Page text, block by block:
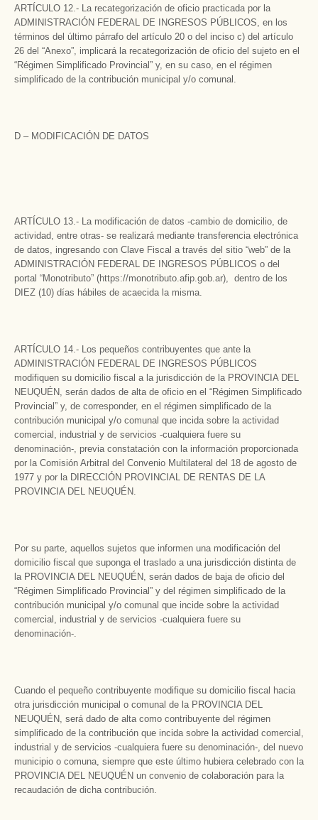
ARTÍCULO 12.- La recategorización de oficio practicada por la
ADMINISTRACIÓN FEDERAL DE INGRESOS PÚBLICOS, en los
términos del último párrafo del artículo 20 o del inciso c) del artículo
26 del “Anexo”, implicará la recategorización de oficio del sujeto en el
“Régimen Simplificado Provincial” y, en su caso, en el régimen
simplificado de la contribución municipal y/o comunal.
D – MODIFICACIÓN DE DATOS
ARTÍCULO 13.- La modificación de datos -cambio de domicilio, de
actividad, entre otras- se realizará mediante transferencia electrónica
de datos, ingresando con Clave Fiscal a través del sitio “web” de la
ADMINISTRACIÓN FEDERAL DE INGRESOS PÚBLICOS o del
portal “Monotributo” (https://monotributo.afip.gob.ar), dentro de los
DIEZ (10) días hábiles de acaecida la misma.
ARTÍCULO 14.- Los pequeños contribuyentes que ante la
ADMINISTRACIÓN FEDERAL DE INGRESOS PÚBLICOS
modifiquen su domicilio fiscal a la jurisdicción de la PROVINCIA DEL
NEUQUÉN, serán dados de alta de oficio en el “Régimen Simplificado
Provincial” y, de corresponder, en el régimen simplificado de la
contribución municipal y/o comunal que incida sobre la actividad
comercial, industrial y de servicios -cualquiera fuere su
denominación-, previa constatación con la información proporcionada
por la Comisión Arbitral del Convenio Multilateral del 18 de agosto de
1977 y por la DIRECCIÓN PROVINCIAL DE RENTAS DE LA
PROVINCIA DEL NEUQUÉN.
Por su parte, aquellos sujetos que informen una modificación del
domicilio fiscal que suponga el traslado a una jurisdicción distinta de
la PROVINCIA DEL NEUQUÉN, serán dados de baja de oficio del
“Régimen Simplificado Provincial” y del régimen simplificado de la
contribución municipal y/o comunal que incide sobre la actividad
comercial, industrial y de servicios -cualquiera fuere su
denominación-.
Cuando el pequeño contribuyente modifique su domicilio fiscal hacia
otra jurisdicción municipal o comunal de la PROVINCIA DEL
NEUQUÉN, será dado de alta como contribuyente del régimen
simplificado de la contribución que incida sobre la actividad comercial,
industrial y de servicios -cualquiera fuere su denominación-, del nuevo
municipio o comuna, siempre que este último hubiera celebrado con la
PROVINCIA DEL NEUQUÉN un convenio de colaboración para la
recaudación de dicha contribución.